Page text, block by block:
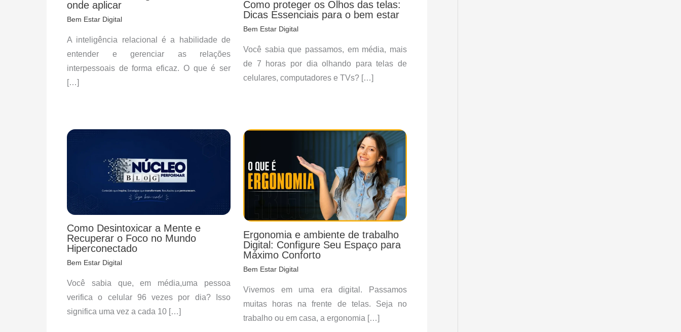
onde aplicar
Bem Estar Digital
A inteligência relacional é a habilidade de
entender e gerenciar as relações
interpessoais de forma eficaz. O que é ser
[…]
Como proteger os Olhos das telas:
Dicas Essenciais para o bem estar
Bem Estar Digital
Você sabia que passamos, em média, mais
de 7 horas por dia olhando para telas de
celulares, computadores e TVs? […]
Como Desintoxicar a Mente e
Recuperar o Foco no Mundo
Hiperconectado
Bem Estar Digital
Você sabia que, em média,uma pessoa
verifica o celular 96 vezes por dia? Isso
significa uma vez a cada 10 […]
Ergonomia e ambiente de trabalho
Digital: Configure Seu Espaço para
Máximo Conforto
Bem Estar Digital
Vivemos em uma era digital. Passamos
muitas horas na frente de telas. Seja no
trabalho ou em casa, a ergonomia […]